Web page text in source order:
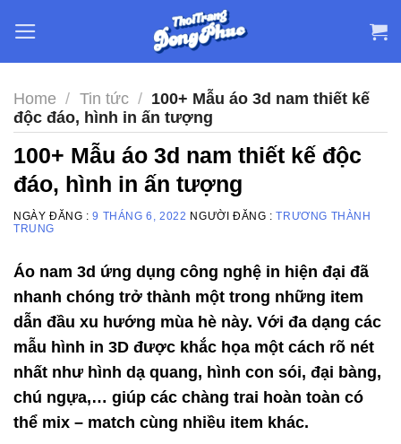
content
Home / Tin tức / 100+ Mẫu áo 3d nam thiết kế
độc đáo, hình in ấn tượng
100+ Mẫu áo 3d nam thiết kế độc
đáo, hình in ấn tượng
NGÀY ĐĂNG :9 THÁNG 6, 2022 NGƯỜI ĐĂNG :TRƯƠNG THÀNH
TRUNG
Áo nam 3d ứng dụng công nghệ in hiện đại đã
nhanh chóng trở thành một trong những item
dẫn đầu xu hướng mùa hè này. Với đa dạng các
mẫu hình in 3D được khắc họa một cách rõ nét
nhất như hình dạ quang, hình con sói, đại bàng,
chú ngựa,… giúp các chàng trai hoàn toàn có
thể mix – match cùng nhiều item khác.